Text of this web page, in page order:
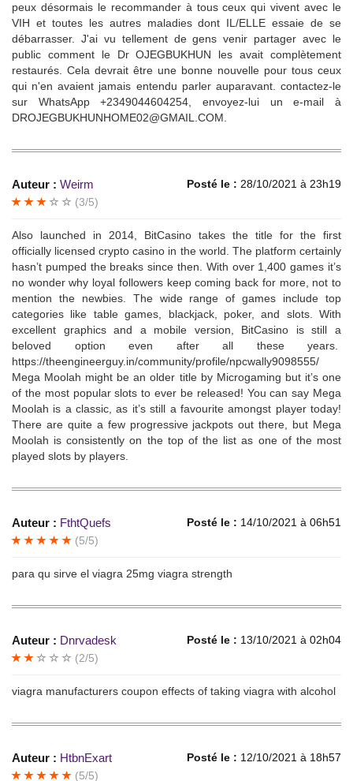
peux désormais le recommander à tous ceux qui vivent avec le
VIH et toutes les autres maladies dont IL/ELLE essaie de se
débarrasser. J'ai vu tellement de gens venir partager avec le
public comment le Dr OJEGBUKHUN les avait complètement
restaurés. Cela devrait être une bonne nouvelle pour tous ceux
qui n'en avaient jamais entendu parler auparavant. contactez-le
sur WhatsApp +2349044604254, envoyez-lui un e-mail à
DROJEGBUKHUNHOME02@GMAIL.COM.
Auteur : Weirm Posté le : 28/10/2021 à 23h19
(3/5)
Also launched in 2014, BitCasino takes the title for the first
officially licensed crypto casino in the world. The platform certainly
hasn’t pumped the breaks since then. With over 1,400 games it’s
no wonder why loyal followers keep coming back for more, not to
mention the newbies. The wide range of games include top
categories like table games, blackjack, poker, and slots. With
excellent graphics and a mobile version, BitCasino is still a
beloved option even after all these years.
https://theengineerguy.in/community/profile/npcwally9098555/
Mega Moolah might be an older title by Microgaming but it’s one
of the most popular slots to ever be released! You can say Mega
Moolah is a classic, as it’s still a favourite amongst player today!
There are quite a few progressive jackpots out there, but Mega
Moolah is consistently on the top of the list as one of the most
played slots by players.
Auteur : FthtQuefs Posté le : 14/10/2021 à 06h51
(5/5)
para qu sirve el viagra 25mg viagra strength
Auteur : Dnrvadesk Posté le : 13/10/2021 à 02h04
(2/5)
viagra manufacturers coupon effects of taking viagra with alcohol
Auteur : HtbnExart Posté le : 12/10/2021 à 18h57
(5/5)